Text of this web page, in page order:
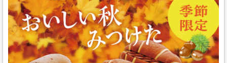
期間限定商品
店舗スタイル
私たちのこだわり